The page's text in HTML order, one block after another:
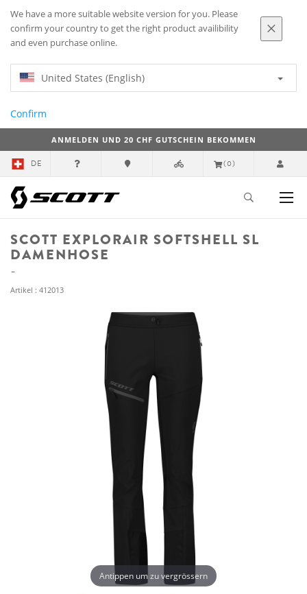
We have a more suitable website version for you. Please
confirm your country to get the right product availibility
and even purchase online.
United States (English)
Confirm
ANMELDEN UND 20 CHF GUTSCHEIN BEKOMMEN
DE (0)
SCOTT EXPLORAIR SOFTSHELL SL
DAMENHOSE
Artikel : 412013
Antippen um zu vergrössern